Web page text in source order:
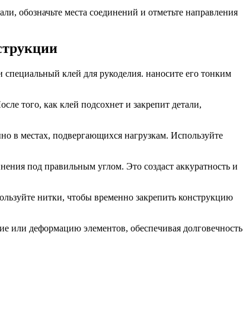
обозначьте места соединений и отметьте направления
клей для рукоделия. наносите его тонким
того, как клей подсохнет и закрепит детали,
в местах, подвергающихся нагрузкам. Используйте
под правильным углом. Это создаст аккуратность и
нитки, чтобы временно закрепить конструкцию
или деформацию элементов, обеспечивая долговечность